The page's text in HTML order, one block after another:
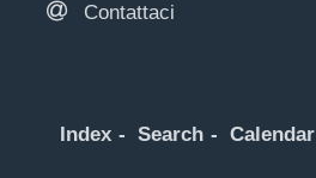
Contattaci
Index Search Calendar